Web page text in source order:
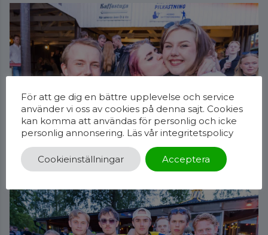
För att ge dig en bättre upplevelse och service
använder vi oss av cookies på denna sajt. Cookies
kan komma att användas för personlig och icke
personlig annonsering. Läs vår integritetspolicy
Cookieinställningar Acceptera